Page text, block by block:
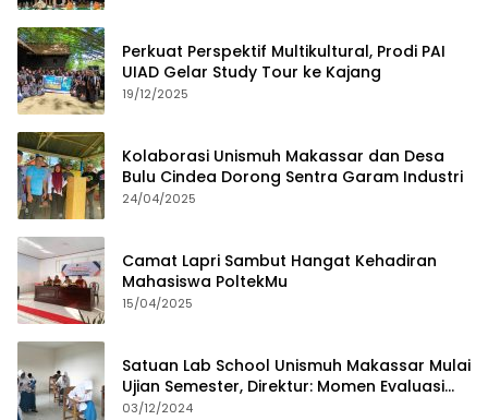
Perkuat Perspektif Multikultural, Prodi PAI
UIAD Gelar Study Tour ke Kajang
19/12/2025
Kolaborasi Unismuh Makassar dan Desa
Bulu Cindea Dorong Sentra Garam Industri
24/04/2025
Camat Lapri Sambut Hangat Kehadiran
Mahasiswa PoltekMu
15/04/2025
Satuan Lab School Unismuh Makassar Mulai
Ujian Semester, Direktur: Momen Evaluasi
Proses Pembelajaran
03/12/2024